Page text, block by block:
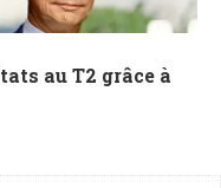
au T2 grâce à